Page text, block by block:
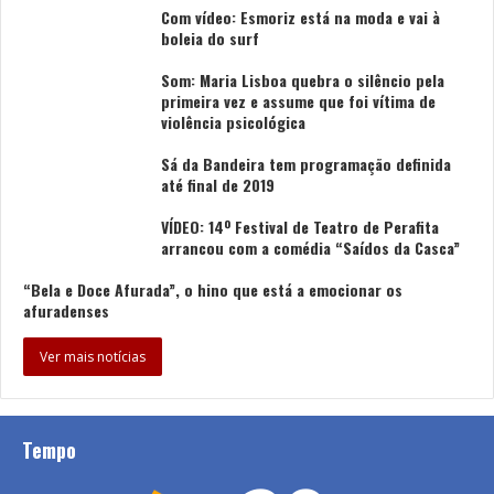
dotando-o de instalações de excelência para a
salvaguarda, tratamento e fruição da memória coletiva
Bracarense. Este novo Arquivo Municipal reúne, pela
primeira vez, o acervo histórico, urbanístico e
fotográfico da Cidade, bem como a colecção de bens
culturais e a Revista Bracara Augusta, eliminando a
dispersão documental por 10 edifícios distintos” referiu.
Como explicou a responsável, as novas instalações
laboratório de conservação e restauro, e um modelo de
de preservação e acessibilidade do nosso património.
Arquivo Municipal de Braga 2024-2027 e o projeto
Bracara Digital, “iniciativas que consolidam a
Com vídeo: Esmoriz está na moda e vai à
boleia do surf
Som: Maria Lisboa quebra o silêncio pela
primeira vez e assume que foi vítima de
violência psicológica
Sá da Bandeira tem programação definida
até final de 2019
VÍDEO: 14º Festival de Teatro de Perafita
arrancou com a comédia “Saídos da Casca”
“Bela e Doce Afurada”, o hino que está a emocionar os
afuradenses
Ver mais notícias
Tempo